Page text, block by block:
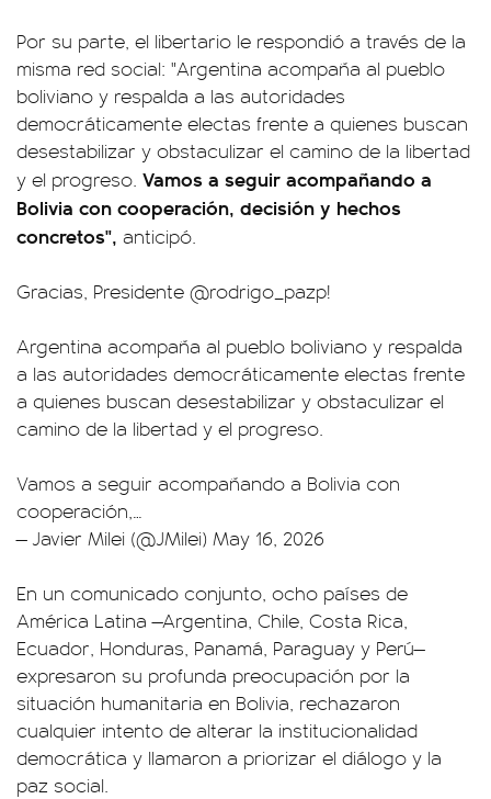
Por su parte, el libertario le respondió a través de la
misma red social: "Argentina acompaña al pueblo
boliviano y respalda a las autoridades
democráticamente electas frente a quienes buscan
desestabilizar y obstaculizar el camino de la libertad
y el progreso. Vamos a seguir acompañando a
Bolivia con cooperación, decisión y hechos
concretos", anticipó.
Gracias, Presidente @rodrigo_pazp!
Argentina acompaña al pueblo boliviano y respalda
a las autoridades democráticamente electas frente
a quienes buscan desestabilizar y obstaculizar el
camino de la libertad y el progreso.
Vamos a seguir acompañando a Bolivia con
cooperación,…
— Javier Milei (@JMilei) May 16, 2026
En un comunicado conjunto, ocho países de
América Latina —Argentina, Chile, Costa Rica,
Ecuador, Honduras, Panamá, Paraguay y Perú—
expresaron su profunda preocupación por la
situación humanitaria en Bolivia, rechazaron
cualquier intento de alterar la institucionalidad
democrática y llamaron a priorizar el diálogo y la
paz social.